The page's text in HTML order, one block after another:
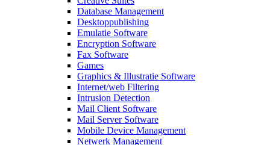
Database Management
Desktoppublishing
Emulatie Software
Encryption Software
Fax Software
Games
Graphics & Illustratie Software
Internet/web Filtering
Intrusion Detection
Mail Client Software
Mail Server Software
Mobile Device Management
Netwerk Management